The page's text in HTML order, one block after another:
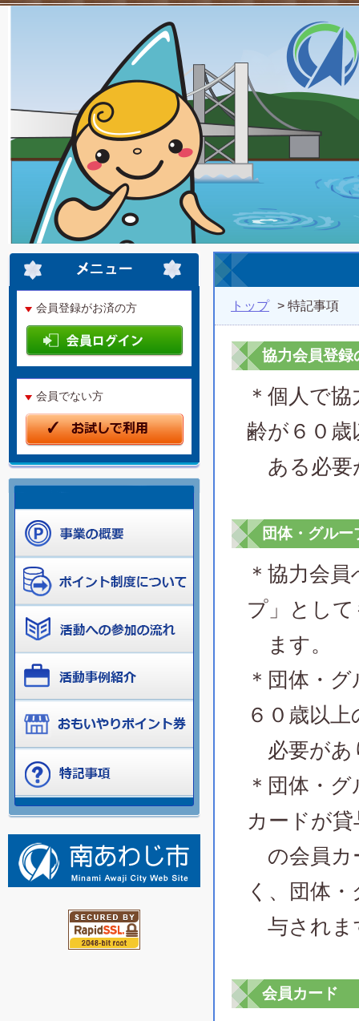
会員登録がお済の方
会員でない方
トップ > 特記事項
協力会員登録
＊個人で
齢が６０
ある必要
団体・グル
＊協力会
プ」とし
ます。
＊団体・
６０歳以
必要があ
＊団体・
カードが
の会員カ
く、団体
与されま
会員カード